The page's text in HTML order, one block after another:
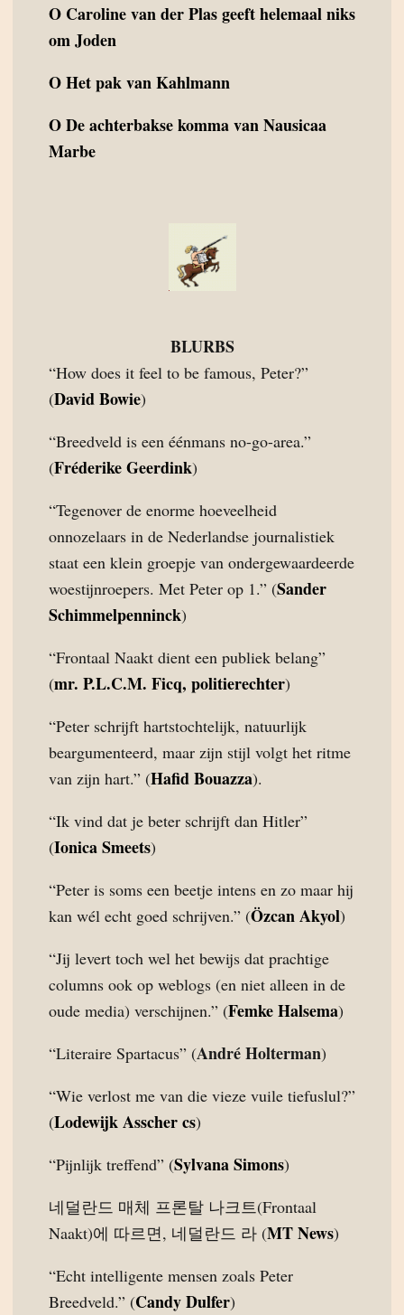
O Caroline van der Plas geeft helemaal niks
om Joden
OHet pak van Kahlmann
ODe achterbakse komma van Nausicaa
Marbe
BLURBS
“How does it feel to be famous, Peter?”
(David Bowie)
“Breedveld is een éénmans no-go-area.”
(Fréderike Geerdink)
“Tegenover de enorme hoeveelheid
onnozelaars in de Nederlandse journalistiek
staat een klein groepje van ondergewaardeerde
woestijnroepers. Met Peter op 1.” (Sander
Schimmelpenninck)
“Frontaal Naakt dient een publiek belang”
(mr. P.L.C.M. Ficq, politierechter)
“Peter schrijft hartstochtelijk, natuurlijk
beargumenteerd, maar zijn stijl volgt het ritme
van zijn hart.” (Hafid Bouazza).
“Ik vind dat je beter schrijft dan Hitler”
(Ionica Smeets)
“Peter is soms een beetje intens en zo maar hij
kan wél echt goed schrijven.” (Özcan Akyol)
“Jij levert toch wel het bewijs dat prachtige
columns ook op weblogs (en niet alleen in de
oude media) verschijnen.” (Femke Halsema)
“Literaire Spartacus” (André Holterman)
“Wie verlost me van die vieze vuile tiefuslul?”
(Lodewijk Asscher cs)
“Pijnlijk treffend” (Sylvana Simons)
네덜란드 매체 프론탈 나크트(Frontaal
Naakt)에 따르면, 네덜란드 라 (MT News)
“Echt intelligente mensen zoals Peter
Breedveld.” (Candy Dulfer)